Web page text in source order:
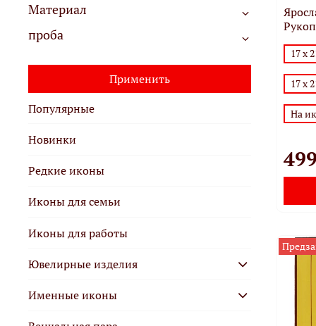
17 х
17 х
На
Материал
проба
Применить
Популярные
Новинки
Редкие иконы
Иконы для семьи
Иконы для работы
Ювелирные изделия
Именные иконы